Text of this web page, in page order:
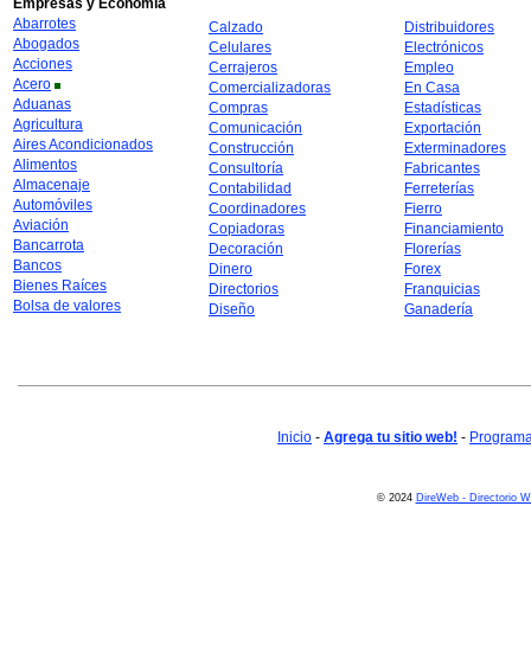
Empresas y Economía
Abarrotes
Abogados
Acciones
Acero
Aduanas
Agricultura
Aires Acondicionados
Alimentos
Almacenaje
Automóviles
Aviación
Bancarrota
Bancos
Bienes Raíces
Bolsa de valores
Calzado
Celulares
Cerrajeros
Comercializadoras
Compras
Comunicación
Construcción
Consultoría
Contabilidad
Coordinadores
Copiadoras
Decoración
Dinero
Directorios
Diseño
Distribuidores
Electrónicos
Empleo
En Casa
Estadísticas
Exportación
Exterminadores
Fabricantes
Ferreterías
Fierro
Financiamiento
Florerías
Forex
Franquicias
Ganadería
Inicio - Agrega tu sitio web! -
© 2024 DireWeb - Directorio